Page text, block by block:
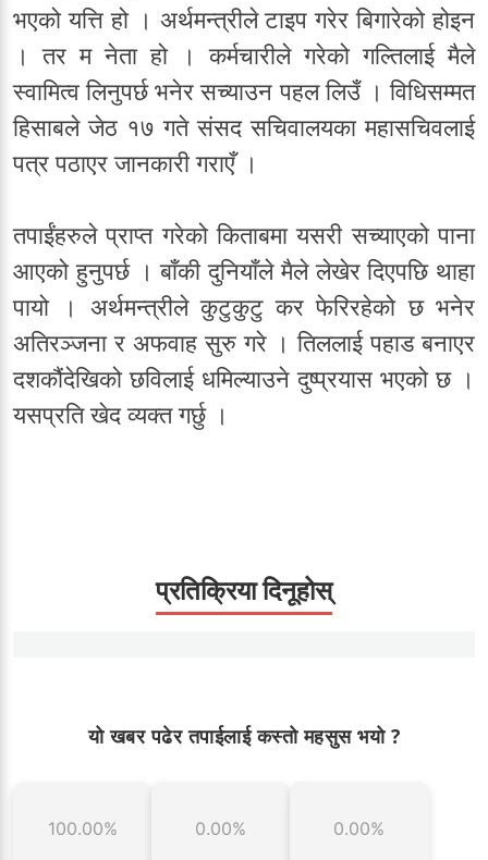
भएको यत्ति हो । अर्थमन्त्रीले टाइप गरेर बिगारेको होइन
। तर म नेता हो । कर्मचारीले गरेको गल्तिलाई मैले
स्वामित्व लिनुपर्छ भनेर सच्याउन पहल लिउँ । विधिसम्मत
हिसाबले जेठ १७ गते संसद सचिवालयका महासचिवलाई
पत्र पठाएर जानकारी गराएँ ।
तपाईंहरुले प्राप्त गरेको किताबमा यसरी सच्याएको पाना
आएको हुनुपर्छ । बाँकी दुनियाँले मैले लेखेर दिएपछि थाहा
पायो । अर्थमन्त्रीले कुटुकुटु कर फेरिरहेको छ भनेर
अतिरञ्जना र अफवाह सुरु गरे । तिललाई पहाड बनाएर
दशकौंदेखिको छविलाई धमिल्याउने दुष्प्रयास भएको छ ।
यसप्रति खेद व्यक्त गर्छु ।
प्रतिक्रिया दिनूहोस्
यो खबर पढेर तपाईलाई कस्तो महसुस भयो ?
100.00% 0.00% 0.00%